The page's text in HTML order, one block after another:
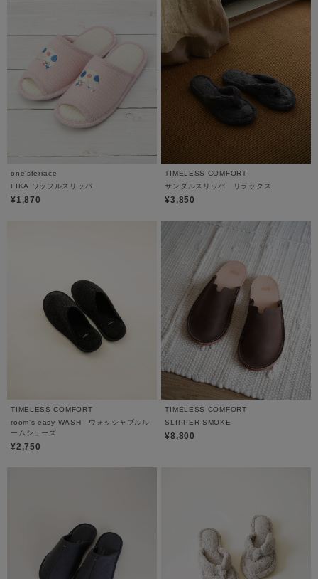
one'sterrace
FIKA ワッフルスリッパ
¥1,870
TIMELESS COMFORT
サンダルスリッパ リラックス
¥3,850
TIMELESS COMFORT
room's easy WASH ウォッシャブルル
ームシューズ
¥2,750
TIMELESS COMFORT
SLIPPER SMOKE
¥8,800